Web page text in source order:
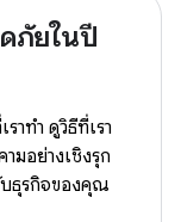
ภัยในปี
ทำ ดูวิธีที่เรา
มอย่างเชิงรุก
ธุรกิจของคุณ